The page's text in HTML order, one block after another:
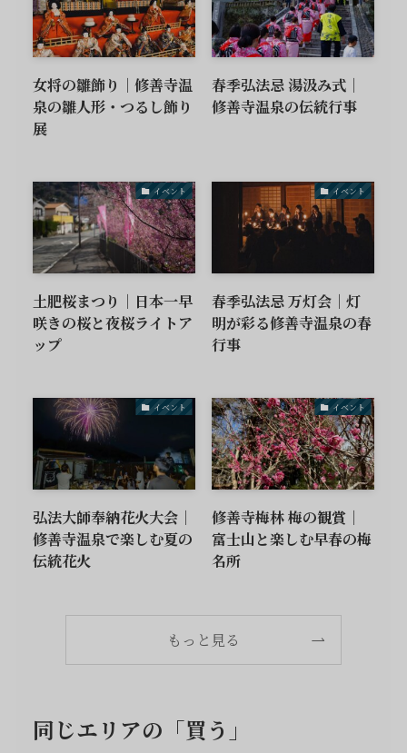
女将の雛飾り｜修善寺温
泉の雛人形・つるし飾り
展
春季弘法忌 湯汲み式｜
修善寺温泉の伝統行事
イベント
土肥桜まつり｜日本一早
咲きの桜と夜桜ライトア
ップ
イベント
春季弘法忌 万灯会｜灯
明が彩る修善寺温泉の春
行事
イベント
弘法大師奉納花火大会｜
修善寺温泉で楽しむ夏の
伝統花火
イベント
修善寺梅林 梅の観賞｜
富士山と楽しむ早春の梅
名所
もっと見る
同じエリアの「買う」